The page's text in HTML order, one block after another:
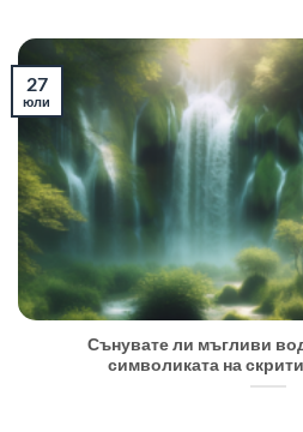
Сънувате ли мъгливи
символиката на
27
юли